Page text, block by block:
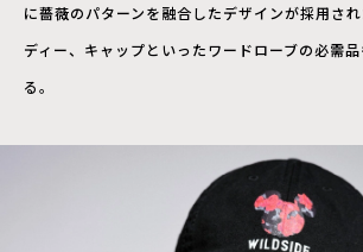
に薔薇のパターンを融合したデザインが採用さ
ディー、キャップといったワードローブの必需
る。